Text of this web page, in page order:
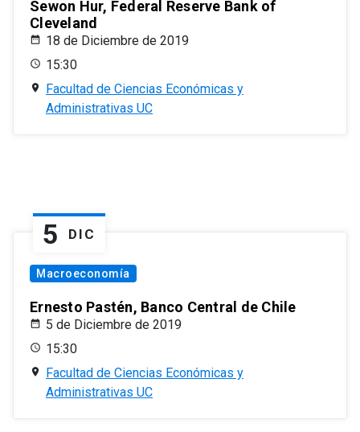
Sewon Hur, Federal Reserve Bank of
Cleveland
18 de Diciembre de 2019
15:30
Facultad de Ciencias Económicas y
Administrativas UC
5 DIC
Macroeconomía
Ernesto Pastén, Banco Central de Chile
5 de Diciembre de 2019
15:30
Facultad de Ciencias Económicas y
Administrativas UC